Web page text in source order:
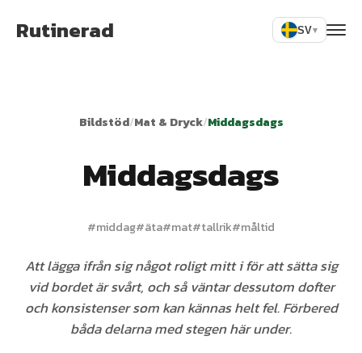
Rutinerad SV▾
Bildstöd/Mat & Dryck/Middagsdags
Middagsdags
#middag#äta#mat#tallrik#måltid
Att lägga ifrån sig något roligt mitt i för att sätta sig
vid bordet är svårt, och så väntar dessutom dofter
och konsistenser som kan kännas helt fel. Förbered
båda delarna med stegen här under.